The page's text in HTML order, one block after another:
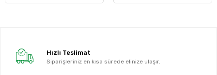
Hızlı Teslimat
Siparişleriniz en kısa sürede elinize ulaşır.